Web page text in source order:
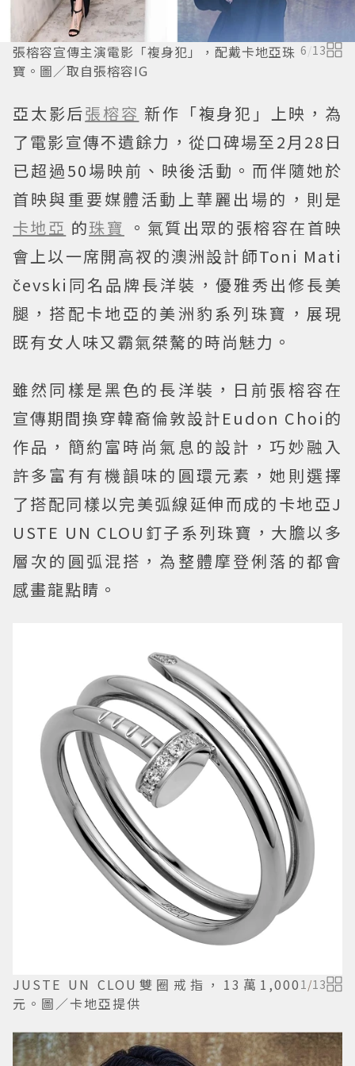
張榕容宣傳主演電影「複身犯」，配戴卡地亞珠
寶。圖／取自張榕容IG
6 /13
亞太影后張榕容 新作「複身犯」上映，為
了電影宣傳不遺餘力，從口碑場至2月28日
已超過50場映前、映後活動。而伴隨她於
首映與重要媒體活動上華麗出場的，則是
卡地亞 的珠寶 。氣質出眾的張榕容在首映
會上以一席開高衩的澳洲設計師Toni Mati
čevski同名品牌長洋裝，優雅秀出修長美
腿，搭配卡地亞的美洲豹系列珠寶，展現
既有女人味又霸氣桀驁的時尚魅力。
雖然同樣是黑色的長洋裝，日前張榕容在
宣傳期間換穿韓裔倫敦設計Eudon Choi的
作品，簡約富時尚氣息的設計，巧妙融入
許多富有有機韻味的圓環元素，她則選擇
了搭配同樣以完美弧線延伸而成的卡地亞J
USTE UN CLOU釘子系列珠寶，大膽以多
層次的圓弧混搭，為整體摩登俐落的都會
感畫龍點睛。
JUSTE UN CLOU雙圈戒指，13萬1,000
元。圖／卡地亞提供
1 /13